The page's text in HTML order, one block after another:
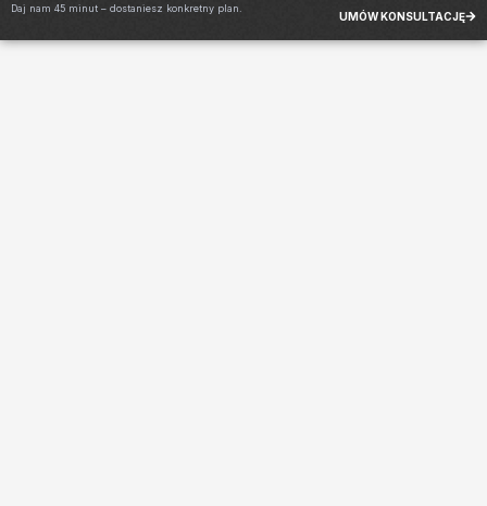
Daj nam 45 minut – dostaniesz konkretny plan.
UMÓW KONSULTACJĘ